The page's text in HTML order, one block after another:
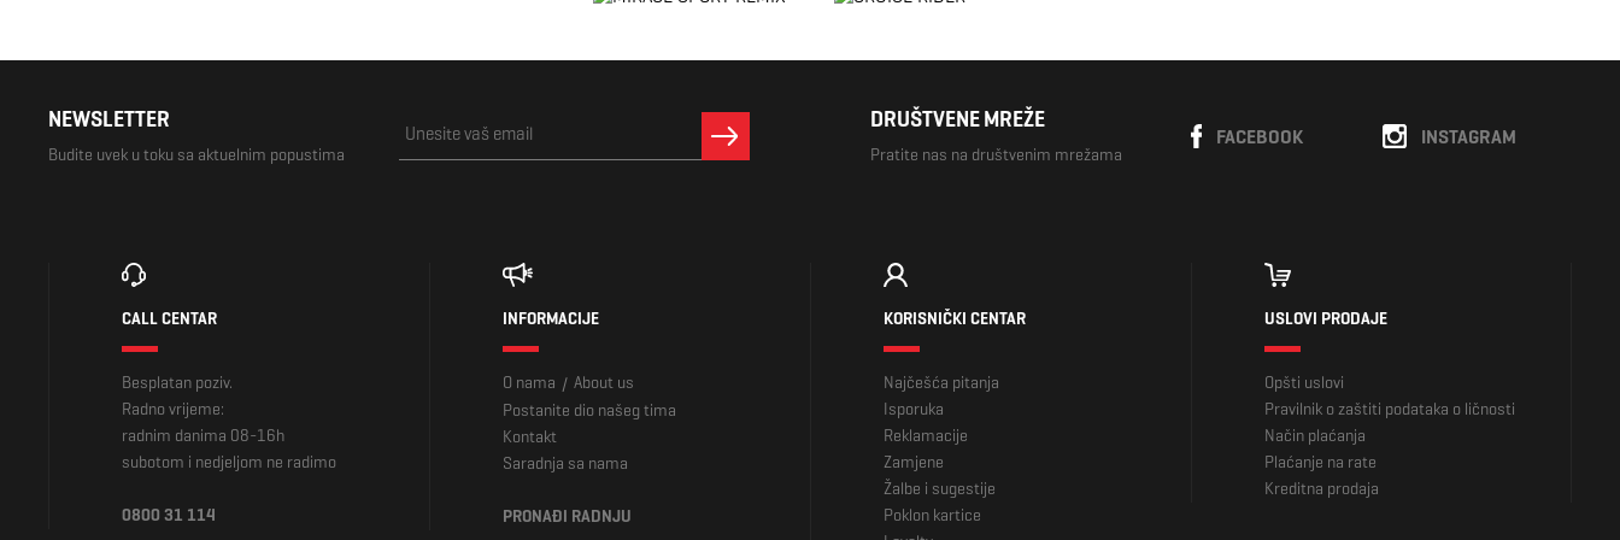
NEWSLETTER
Budite uvek u toku sa aktuelnim popustima
DRUŠTVENE MREŽE
Pratite nas na društvenim mrežama
INSTAGRAM
FACEBOOK
CALL CENTAR
Besplatan poziv.
Radno vrijeme:
radnim danima 08-16h
subotom i nedjeljom ne radimo
0800 31 114
INFORMACIJE
O nama / About us
Postanite dio našeg tima
Kontakt
Saradnja sa nama
PRONAĐI RADNJU
KORISNIČKI CENTAR
Najčešća pitanja
Isporuka
Reklamacije
Zamjene
Žalbe i sugestije
Poklon kartice
USLOVI PRODAJE
Opšti uslovi
Pravilnik o zaštiti podataka o ličnosti
Način plaćanja
Plaćanje na rate
Kreditna prodaja